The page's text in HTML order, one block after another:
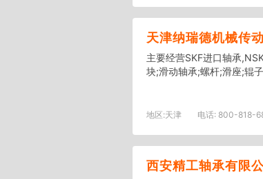
天津纳瑞德机械传
主要经营SKF进口轴承
块;滑动轴承;螺杆;滑座;辊
地区:天津 电话: 800-818-
西安精工轴承有限